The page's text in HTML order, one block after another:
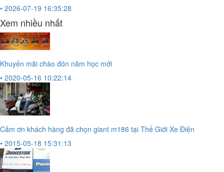
• 2026-07-19 16:35:28
Xem nhiều nhất
Khuyến mãi chào đón năm học mới
• 2020-05-16 10:22:14
Cảm ơn khách hàng đã chọn giant m186 tại Thế Giới Xe Điện
• 2015-05-18 15:31:13